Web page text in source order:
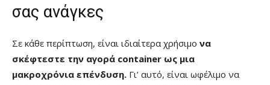
σας ανάγκες
Σε κάθε περίπτωση, είναι ιδιαίτερα χρήσιμο να
σκέφτεστε την αγορά container ως μια
μακροχρόνια επένδυση. Γι’ αυτό, είναι ωφέλιμο να